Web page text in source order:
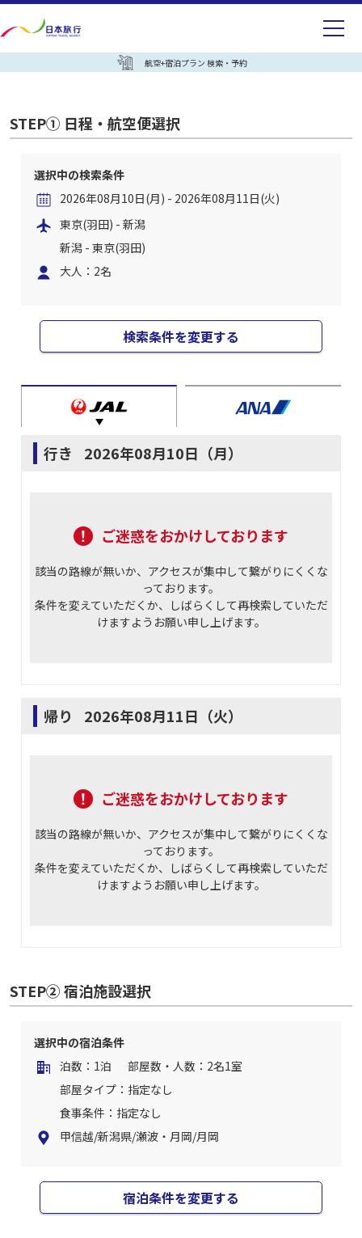
航空+宿泊プラン 検索・予約
STEP① 日程・航空便選択
選択中の検索条件
2026年08月10日(月) - 2026年08月11日(火)
東京(羽田) - 新潟
新潟 - 東京(羽田)
大人：2名
検索条件を変更する
行き 2026年08月10日（月）
ご迷惑をおかけしております
該当の路線が無いか、アクセスが集中して繋がりにくくな
っております。
条件を変えていただくか、しばらくして再検索していただ
けますようお願い申し上げます。
帰り 2026年08月11日（火）
ご迷惑をおかけしております
該当の路線が無いか、アクセスが集中して繋がりにくくな
っております。
条件を変えていただくか、しばらくして再検索していただ
けますようお願い申し上げます。
STEP② 宿泊施設選択
選択中の宿泊条件
泊数：1泊
部屋数・人数：2名1室
部屋タイプ：指定なし
食事条件：指定なし
甲信越/新潟県/瀬波・月岡/月岡
宿泊条件を変更する